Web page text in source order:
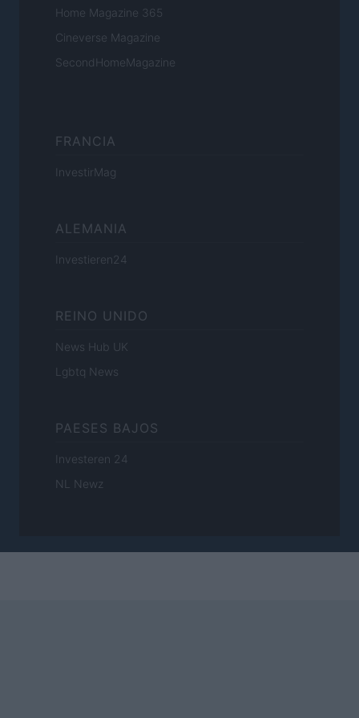
Home Magazine 365
Cineverse Magazine
SecondHomeMagazine
FRANCIA
InvestirMag
ALEMANIA
Investieren24
REINO UNIDO
News Hub UK
Lgbtq News
PAESES BAJOS
Investeren 24
NL Newz